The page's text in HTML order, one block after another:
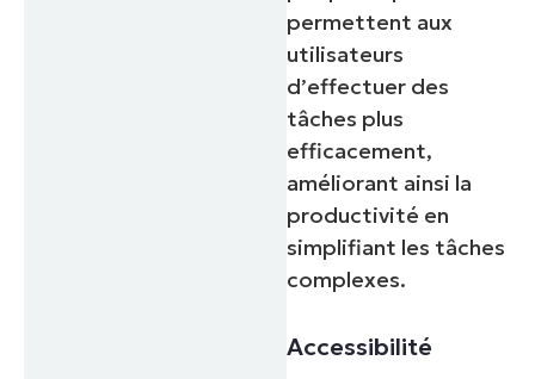
permettent aux
utilisateurs
d’effectuer des
tâches plus
efficacement,
améliorant ainsi la
productivité en
simplifiant les tâches
complexes.
Accessibilité